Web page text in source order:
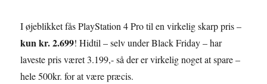
I øjeblikket fås PlayStation 4 Pro til en virkelig skarp pris –
kun kr. 2.699! Hidtil – selv under Black Friday – har
laveste pris været 3.199,- så der er virkelig noget at spare –
hele 500kr. for at være præcis.